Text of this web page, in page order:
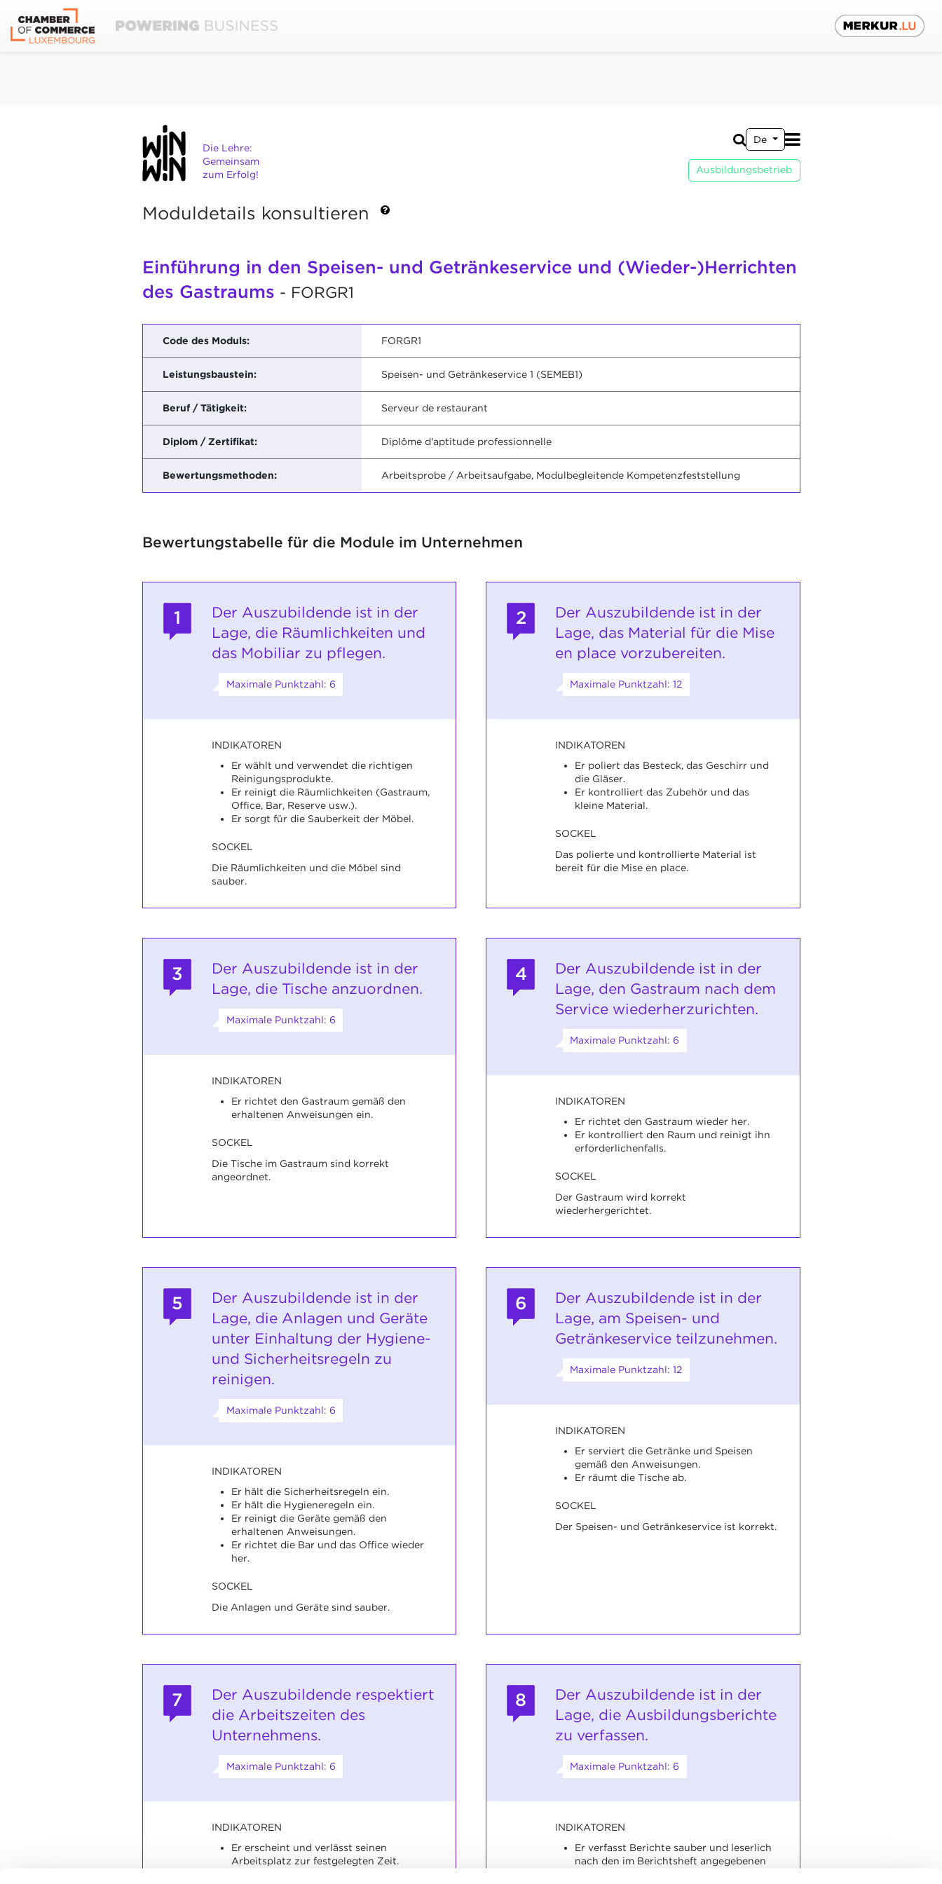
Die Lehre:
Gemeinsam
zum Erfolg!
De
Ausbildungsbetrieb
Moduldetails konsultieren
Einführung in den Speisen- und Getränkeservice und (Wieder-)Herrichten
des Gastraums - FORGR1
Code des Moduls: FORGR1
Leistungsbaustein: Speisen- und Getränkeservice 1 (SEMEB1)
Beruf / Tätigkeit: Serveur de restaurant
Diplom / Zertifikat: Diplôme d'aptitude professionnelle
Bewertungsmethoden: Arbeitsprobe / Arbeitsaufgabe, Modulbegleitende Kompetenzfeststellung
Bewertungstabelle für die Module im Unternehmen
1
Der Auszubildende ist in der
Lage, die Räumlichkeiten und
das Mobiliar zu pflegen.
Maximale Punktzahl: 6
INDIKATOREN
Er wählt und verwendet die richtigen
Reinigungsprodukte.
Er reinigt die Räumlichkeiten (Gastraum,
Office, Bar, Reserve usw.).
Er sorgt für die Sauberkeit der Möbel.
SOCKEL
Die Räumlichkeiten und die Möbel sind
sauber.
2
Der Auszubildende ist in der
Lage, das Material für die Mise
en place vorzubereiten.
Maximale Punktzahl: 12
INDIKATOREN
Er poliert das Besteck, das Geschirr und
die Gläser.
Er kontrolliert das Zubehör und das
kleine Material.
SOCKEL
Das polierte und kontrollierte Material ist
bereit für die Mise en place.
3
Der Auszubildende ist in der
Lage, die Tische anzuordnen.
Maximale Punktzahl: 6
INDIKATOREN
Er richtet den Gastraum gemäß den
erhaltenen Anweisungen ein.
SOCKEL
Die Tische im Gastraum sind korrekt
angeordnet.
4
Der Auszubildende ist in der
Lage, den Gastraum nach dem
Service wiederherzurichten.
Maximale Punktzahl: 6
INDIKATOREN
Er richtet den Gastraum wieder her.
Er kontrolliert den Raum und reinigt ihn
erforderlichenfalls.
SOCKEL
Der Gastraum wird korrekt
wiederhergerichtet.
5
Der Auszubildende ist in der
Lage, die Anlagen und Geräte
unter Einhaltung der Hygiene-
und Sicherheitsregeln zu
reinigen.
Maximale Punktzahl: 6
INDIKATOREN
Er hält die Sicherheitsregeln ein.
Er hält die Hygieneregeln ein.
Er reinigt die Geräte gemäß den
erhaltenen Anweisungen.
Er richtet die Bar und das Office wieder
her.
SOCKEL
Die Anlagen und Geräte sind sauber.
6
Der Auszubildende ist in der
Lage, am Speisen- und
Getränkeservice teilzunehmen.
Maximale Punktzahl: 12
INDIKATOREN
Er serviert die Getränke und Speisen
gemäß den Anweisungen.
Er räumt die Tische ab.
SOCKEL
Der Speisen- und Getränkeservice ist korrekt.
7
Der Auszubildende respektiert
die Arbeitszeiten des
Unternehmens.
Maximale Punktzahl: 6
INDIKATOREN
Er erscheint und verlässt seinen
Arbeitsplatz zur festgelegten Zeit.
8
Der Auszubildende ist in der
Lage, die Ausbildungsberichte
zu verfassen.
Maximale Punktzahl: 6
INDIKATOREN
Er verfasst Berichte sauber und leserlich
nach den im Berichtsheft angegebenen